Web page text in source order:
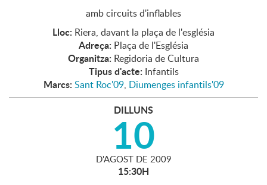
amb circuits d'inflables
Lloc: Riera, davant la plaça de l'església
Adreça: Plaça de l'Església
Organitza: Regidoria de Cultura
Tipus d'acte: Infantils
Marcs: Sant Roc'09, Diumenges infantils'09
DILLUNS
10
D'AGOST DE 2009
15:30H